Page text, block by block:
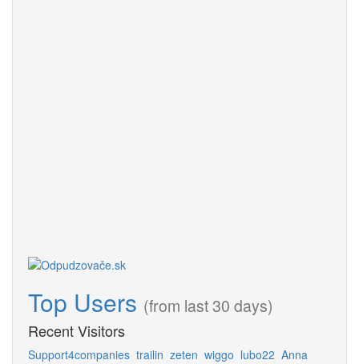
Top Users (from last 30 days)
Recent Visitors
Support4companies trailin zeten wiggo lubo22 Anna